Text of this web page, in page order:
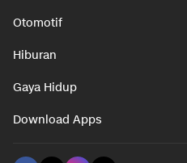
Otomotif
Hiburan
Gaya Hidup
Download Apps